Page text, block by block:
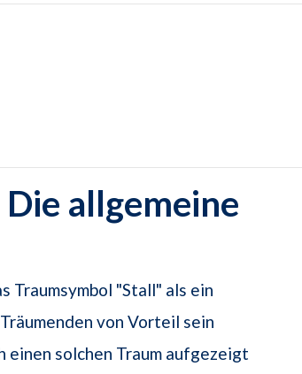
allgemeine
Traumsymbol "Stall" als ein
von Vorteil sein
einen solchen Traum aufgezeigt